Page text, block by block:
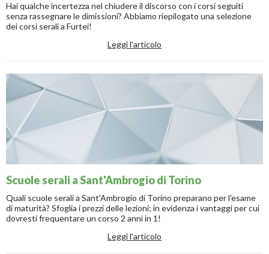
Hai qualche incertezza nel chiudere il discorso con i corsi seguiti
senza rassegnare le dimissioni? Abbiamo riepilogato una selezione
dei corsi serali a Furtei!
Leggi l'articolo
Scuole serali a Sant'Ambrogio di Torino
Quali scuole serali a Sant'Ambrogio di Torino preparano per l'esame
di maturità? Sfoglia i prezzi delle lezioni; in evidenza i vantaggi per cui
dovresti frequentare un corso 2 anni in 1!
Leggi l'articolo